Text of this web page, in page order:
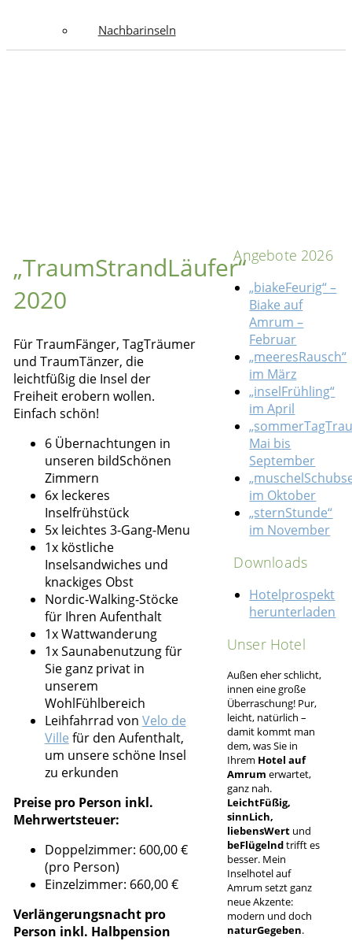
Nachbarinseln
„TraumStrandLäufer“
2020
Für TraumFänger, TagTräumer
und TraumTänzer, die
leichtfüßig die Insel der
Freiheit erobern wollen.
Einfach schön!
6 Übernachtungen in
unseren bildSchönen
Zimmern
6x leckeres
Inselfrühstück
5x leichtes 3-Gang-Menu
1x köstliche
Inselsandwiches und
knackiges Obst
Nordic-Walking-Stöcke
für Ihren Aufenthalt
1x Wattwanderung
1x Saunabenutzung für
Sie ganz privat in
unserem
WohlFühlbereich
Leihfahrrad von Velo de
Ville für den Aufenthalt,
um unsere schöne Insel
zu erkunden
Preise pro Person inkl.
Mehrwertsteuer:
Doppelzimmer: 600,00 €
(pro Person)
Einzelzimmer: 660,00 €
Verlängerungsnacht pro
Person inkl. Halbpension
Angebote 2026
„biakeFeurig“ –
Biake auf
Amrum –
Februar
„meeresRausch“
im März
„inselFrühling“
im April
Mai bis
September
im Oktober
„sternStunde“
im November
Downloads
Hotelprospekt
herunterladen
Unser Hotel
Außen eher schlicht,
innen eine große
Überraschung! Pur,
leicht, natürlich –
damit kommt man
dem, was Sie in
Ihrem Hotel auf
Amrum erwartet,
ganz nah.
LeichtFüßig,
sinnLich,
liebensWertund
beFlügelndtrifft es
besser. Mein
Inselhotel auf
Amrum setzt ganz
neue Akzente:
modern und doch
naturGegeben.